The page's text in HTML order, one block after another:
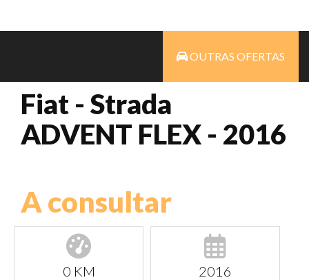
OUTRAS OFERTAS
Fiat - Strada
ADVENT FLEX - 2016
A consultar
0 KM 2016